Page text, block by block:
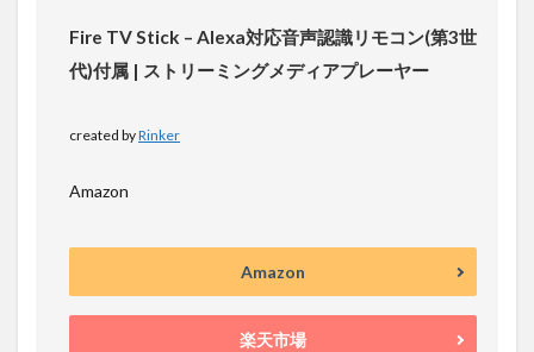
Fire TV Stick – Alexa対応音声認識リモコン(第3世
代)付属 | ストリーミングメディアプレーヤー
created byRinker
Amazon
Amazon
楽天市場